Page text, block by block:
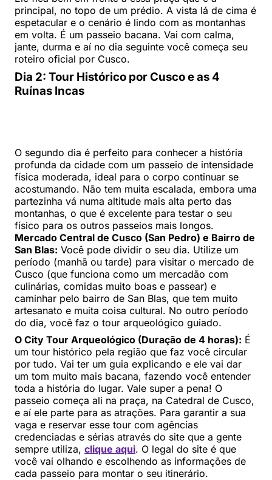
principal, no topo de um prédio. A vista lá de cima é
espetacular e o cenário é lindo com as montanhas
em volta. É um passeio bacana. Vai com calma,
jante, durma e aí no dia seguinte você começa seu
roteiro oficial por Cusco.
Dia 2: Tour Histórico por Cusco e as 4
Ruínas Incas
O segundo dia é perfeito para conhecer a história
profunda da cidade com um passeio de intensidade
física moderada, ideal para o corpo continuar se
acostumando. Não tem muita escalada, embora uma
partezinha vá numa altitude mais alta perto das
montanhas, o que é excelente para testar o seu
físico para os outros passeios mais longos.
Mercado Central de Cusco (San Pedro) e Bairro de
San Blas: Você pode dividir o seu dia. Utilize um
período (manhã ou tarde) para visitar o mercado de
Cusco (que funciona como um mercadão com
culinárias, comidas muito boas e passear) e
caminhar pelo bairro de San Blas, que tem muito
artesanato e muita coisa cultural. No outro período
do dia, você faz o tour arqueológico guiado.
O City Tour Arqueológico (Duração de 4 horas): É
um tour histórico pela região que faz você circular
por tudo. Vai ter um guia explicando e ele vai dar
um tom muito mais bacana, fazendo você entender
toda a história do lugar. Vale super a pena! O
passeio começa ali na praça, na Catedral de Cusco,
e aí ele parte para as atrações. Para garantir a sua
vaga e reservar esse tour com agências
credenciadas e sérias através do site que a gente
sempre utiliza, clique aqui. O legal do site é que
você vai olhando e escolhendo as informações de
cada passeio para montar o seu itinerário.